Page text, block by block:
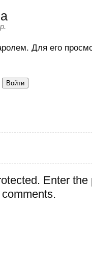
.
Для его
Enter the